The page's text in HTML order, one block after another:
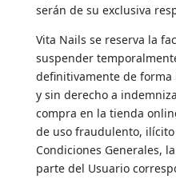
serán de su exclusiva
Vita Nails se reserva la
suspender
definitivamente de
y sin derecho a
compra en la tienda
de uso fraudulento,
Condiciones Generales,
parte del Usuario